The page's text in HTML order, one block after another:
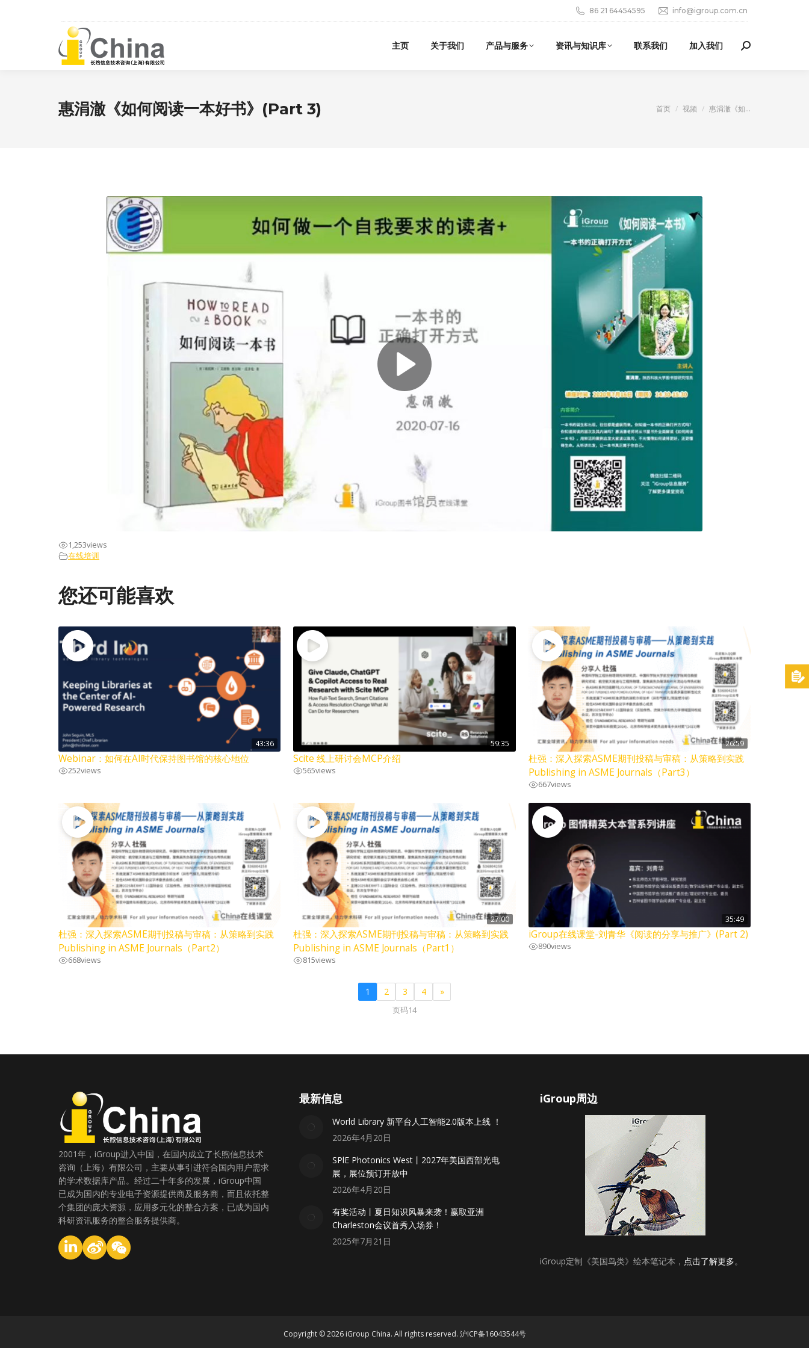
86 21 64454595 info@igroup.com.cn
主页 关于我们 产品与服务 资讯与知识库 联系我们 加入我们 Search:
惠涓澈《如何阅读一本好书》(Part 3) 您在这里：
首页 视频 惠涓澈《如…
1,253views
在线培训
您还可能喜欢
43:36
Webinar：如何在AI时代保持图书馆的核心地位
252views
59:35
Scite 线上研讨会MCP介绍
565views
26:59
杜强：深入探索ASME期刊投稿与审稿：从策略到实践
Publishing in ASME Journals（Part3）
667views
杜强：深入探索ASME期刊投稿与审稿：从策略到实践
Publishing in ASME Journals（Part2）
668views
27:00
杜强：深入探索ASME期刊投稿与审稿：从策略到实践
Publishing in ASME Journals（Part1）
815views
35:49
iGroup在线课堂-刘青华《阅读的分享与推广》(Part 2)
890views
1 2 3 4 »
页码14
2001年，iGroup进入中国，在国内成立了长煦信息技术
咨询（上海）有限公司，主要从事引进符合国内用户需求
的学术数据库产品。经过二十年多的发展，iGroup中国
已成为国内的专业电子资源提供商及服务商，而且依托整
个集团的庞大资源，应用多元化的整合方案，已成为国内
科研资讯服务的整合服务提供商。
最新信息
World Library 新平台人工智能2.0版本上线 ！
2026年4月20日
SPlE Photonics West丨2027年美国西部光电
展，展位预订开放中
2026年4月20日
有奖活动丨夏日知识风暴来袭！赢取亚洲
Charleston会议首秀入场券！
2025年7月21日
iGroup周边
iGroup定制《美国鸟类》绘本笔记本， 点击了解更多。
Copyright © 2026 iGroup China. All rights reserved. 沪ICP备16043544号